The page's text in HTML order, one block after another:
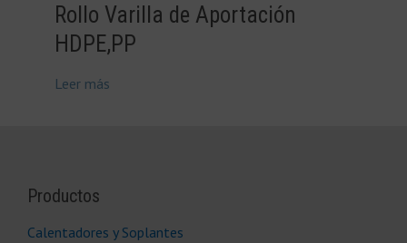
Rollo Varilla de Aportación
HDPE,PP
Leer más
Productos
Calentadores y Soplantes